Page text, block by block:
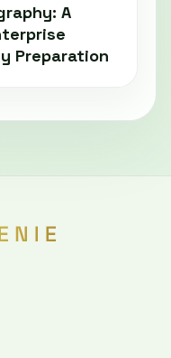
A
Preparation